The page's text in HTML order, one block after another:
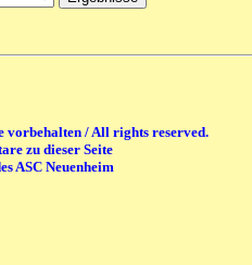
vorbehalten / All rights reserved.
zu dieser Seite
ASC Neuenheim